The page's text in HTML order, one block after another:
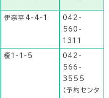
伊奈平4-4-1
042-
560-
1311
榎1-1-5
042-
566-
3555
（予約センタ